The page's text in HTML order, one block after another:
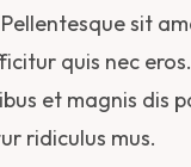
sit
quis nec
et magnis dis
ridiculus mus.